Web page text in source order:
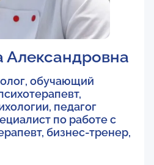
обучающий
педагог
по работе с
бизнес-тренер,